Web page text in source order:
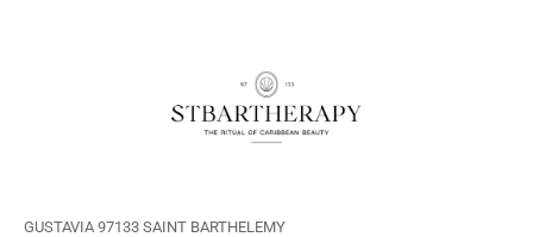
GUSTAVIA 97133 SAINT BARTHELEMY